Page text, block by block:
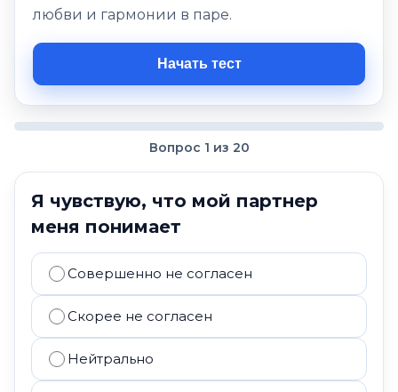
любви и гармонии в паре.
Начать тест
Вопрос 1 из 20
Я чувствую, что мой партнер
меня понимает
Совершенно не согласен
Скорее не согласен
Нейтрально